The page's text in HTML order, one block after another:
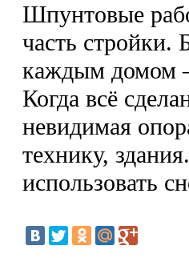
Шпунтовые
часть стройки.
каждым домом
Когда всё
невидимая
технику,
использовать